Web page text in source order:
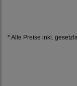
* Alle Preise inkl.